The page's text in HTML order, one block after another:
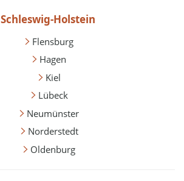
Schleswig-Holstein
Flensburg
Hagen
Kiel
Lübeck
Neumünster
Norderstedt
Oldenburg